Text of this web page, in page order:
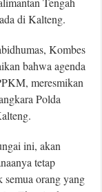
di Kalteng.
Kombes
bahwa agenda
meresmikan
Polda
ini, akan
tetap
semua orang yang